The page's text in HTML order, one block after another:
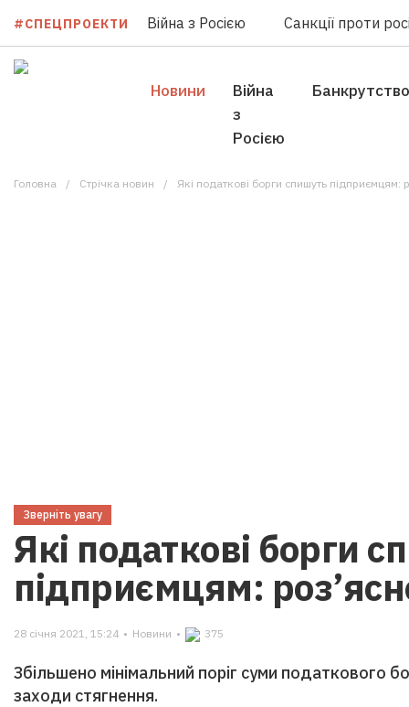
#СПЕЦПРОЕКТИ Війна з Росією Санкції проти
Новини
Війна
з
Росією
Банкрутство
Головна Стрічка новин Які податкові борги спишуть підприємцям:
Зверніть увагу
Які податкові борги
підприємцям:
28 січня 2021, 15:24 • Новини • 375
Збільшено мінімальний поріг суми податкового
заходи стягнення.